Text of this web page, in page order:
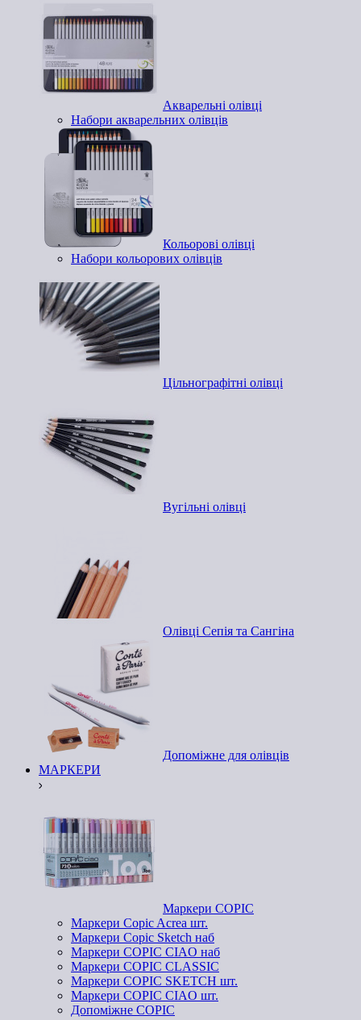
Акварельні олівці
Набори акварельних олівців
Кольорові олівці
Набори кольорових олівців
Цільнографітні олівці
Вугільні олівці
Олівці Сепія та Сангіна
Допоміжне для олівців
МАРКЕРИ
Маркери COPIC
Маркери Copic Acrea шт.
Маркери Copic Sketch наб
Маркери COPIC CIAO наб
Маркери COPIC CLASSIC
Маркери COPIC SKETCH шт.
Маркери COPIC CIAO шт.
Допоміжне COPIC